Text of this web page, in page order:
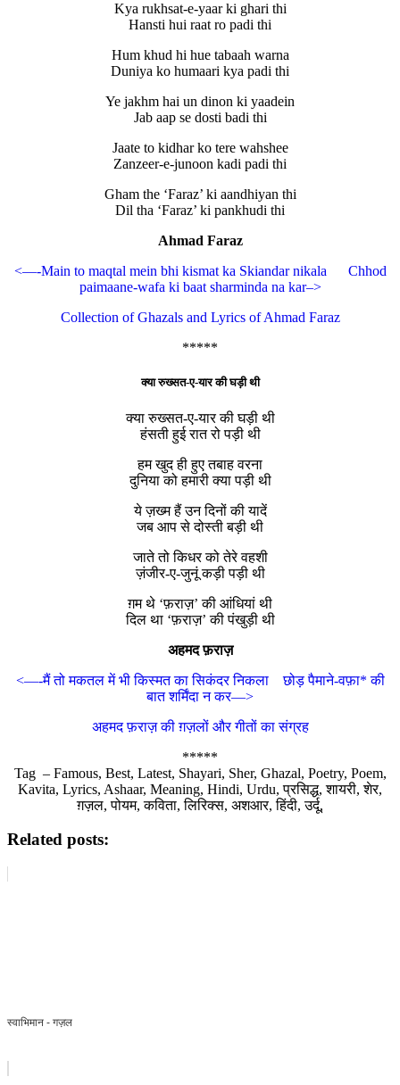
Kya rukhsat-e-yaar ki ghari thi
Hansti hui raat ro padi thi
Hum khud hi hue tabaah warna
Duniya ko humaari kya padi thi
Ye jakhm hai un dinon ki yaadein
Jab aap se dosti badi thi
Jaate to kidhar ko tere wahshee
Zanzeer-e-junoon kadi padi thi
Gham the ‘Faraz’ ki aandhiyan thi
Dil tha ‘Faraz’ ki pankhudi thi
Ahmad Faraz
<—-Main to maqtal mein bhi kismat ka Skiandar nikala
Chhod
paimaane-wafa ki baat sharminda na kar–>
Collection of Ghazals and Lyrics of Ahmad Faraz
*****
क्या रुख्सत-ए-यार की घड़ी थी
क्या रुख्सत-ए-यार की घड़ी थी
हंसती हुई रात रो पड़ी थी
हम खुद ही हुए तबाह वरना
दुनिया को हमारी क्या पड़ी थी
ये ज़ख्म हैं उन दिनों की यादें
जब आप से दोस्ती बड़ी थी
जाते तो किधर को तेरे वहशी
ज़ंजीर-ए-जुनूं कड़ी पड़ी थी
ग़म थे ‘फ़राज़’ की आंधियां थी
दिल था ‘फ़राज़’ की पंखुड़ी थी
अहमद फ़राज़
<—-मैं तो मकतल में भी किस्मत का सिकंदर निकला
छोड़ पैमाने-वफ़ा* की
बात शर्मिंदा न कर—>
अहमद फ़राज़ की ग़ज़लों और गीतों का संग्रह
*****
Tag – Famous, Best, Latest, Shayari, Sher, Ghazal, Poetry, Poem,
Kavita, Lyrics, Ashaar, Meaning, Hindi, Urdu, प्रसिद्ध, शायरी, शेर,
ग़ज़ल, पोयम, कविता, लिरिक्स, अशआर, हिंदी, उर्दू,
Related posts:
स्वाभिमान - गज़ल